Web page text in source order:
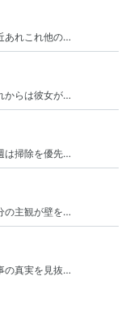
あれこれ他の…
からは彼女が…
は掃除を優先…
の主観が壁を…
の真実を見抜…